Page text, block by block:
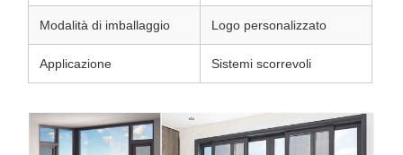
Modalità di imballaggio Logo personalizzato
Applicazione Sistemi scorrevoli